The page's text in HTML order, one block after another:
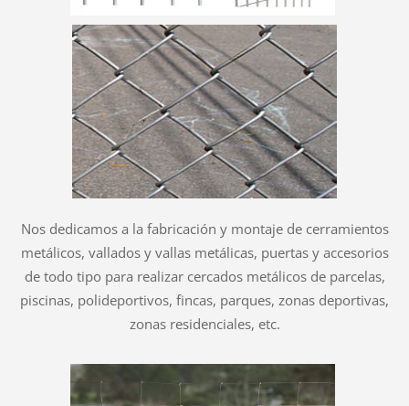
Nos dedicamos a la fabricación y montaje de cerramientos
metálicos, vallados y vallas metálicas, puertas y accesorios
de todo tipo para realizar cercados metálicos de parcelas,
piscinas, polideportivos, fincas, parques, zonas deportivas,
zonas residenciales, etc.